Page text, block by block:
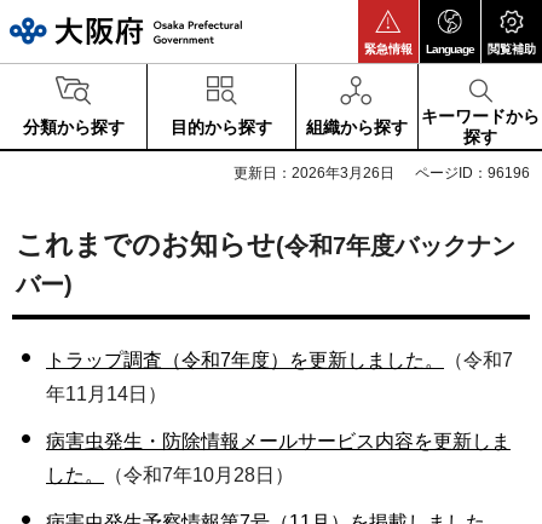
緊急情報 Language 閲覧補助
分類から探す 目的から探す 組織から探す
キーワードから
探す
更新日：2026年3月26日 ページID：96196
これまでのお知らせ(令和7年度バックナン
バー)
トラップ調査（令和7年度）を更新しました。
（令和7
年11月14日）
病害虫発生・防除情報メールサービス内容を更新しま
した。
（令和7年10月28日）